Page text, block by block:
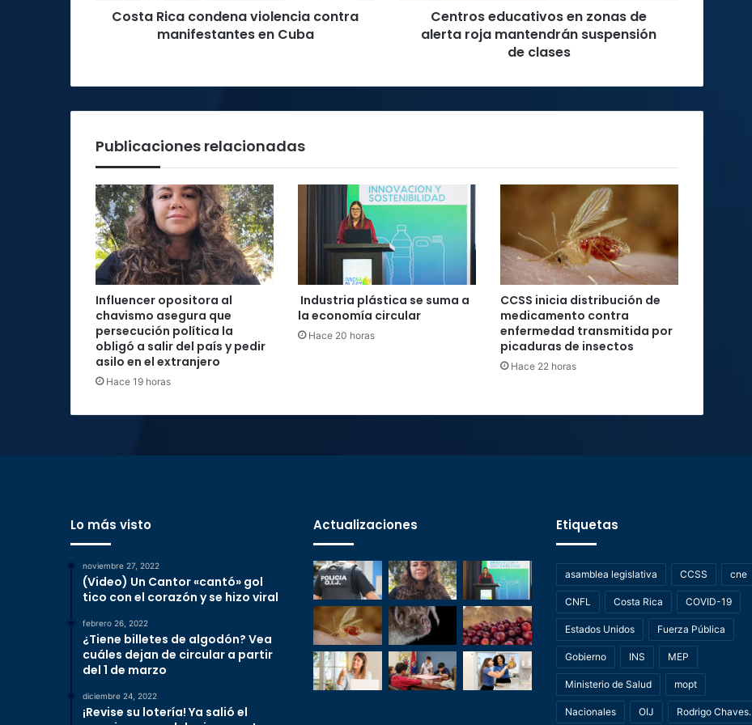
Costa Rica condena violencia contra
manifestantes en Cuba
clases
Centros educativos en zonas de
alerta roja mantendrán suspensión
de clases
Publicaciones relacionadas
Influencer opositora al
chavismo asegura que
persecución política la
obligó a salir del país y pedir
asilo en el extranjero
Hace 19 horas
Industria plástica se suma a
la economía circular
Hace 20 horas
CCSS inicia distribución de
medicamento contra
enfermedad transmitida por
picaduras de insectos
Hace 22 horas
Lo más visto
noviembre 27, 2022
(Video) Un Cantor «cantó» gol
tico con el corazón y se hizo viral
febrero 26, 2022
¿Tiene billetes de algodón? Vea
cuáles dejan de circular a partir
del 1 de marzo
diciembre 24, 2022
¡Revise su lotería! Ya salió el
Actualizaciones Etiquetas
asamblea legislativa CCSS cne
CNFL Costa Rica COVID-19
Estados Unidos Fuerza Pública
Gobierno INS MEP
Ministerio de Salud mopt
Nacionales OIJ Rodrigo Chaves.